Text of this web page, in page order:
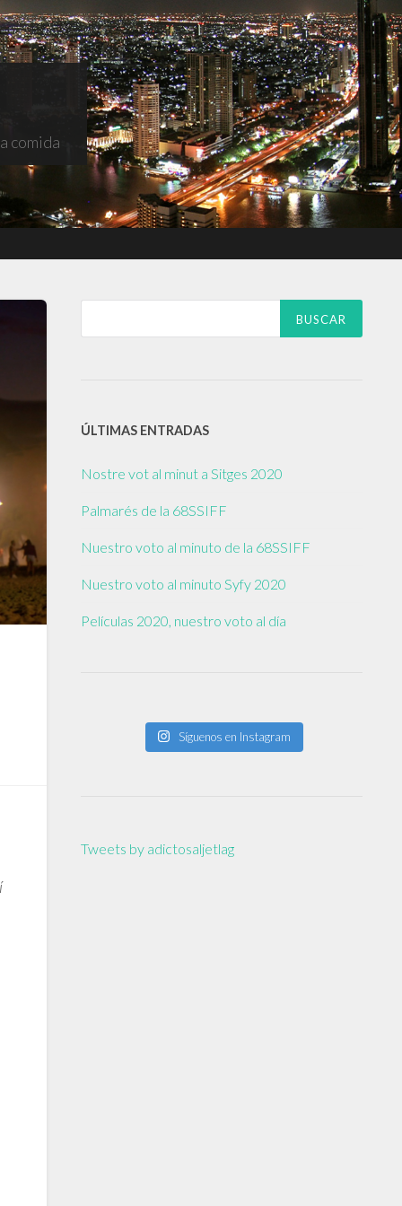
comida
ÚLTIMAS ENTRADAS
Nostre vot al minut a Sitges 2020
Palmarés de la 68SSIFF
Nuestro voto al minuto de la 68SSIFF
Nuestro voto al minuto Syfy 2020
Películas 2020, nuestro voto al día
Síguenos en Instagram
Tweets by adictosaljetlag